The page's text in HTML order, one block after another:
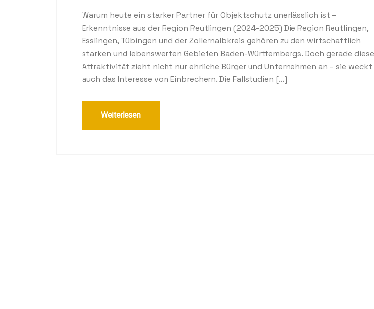
Warum heute ein starker Partner für Objektschutz unerlässlich ist –
Erkenntnisse aus der Region Reutlingen (2024-2025) Die Region Reutlingen,
Esslingen, Tübingen und der Zollernalbkreis gehören zu den wirtschaftlich
starken und lebenswerten Gebieten Baden-Württembergs. Doch gerade diese
Attraktivität zieht nicht nur ehrliche Bürger und Unternehmen an – sie weckt
auch das Interesse von Einbrechern. Die Fallstudien […]
Weiterlesen